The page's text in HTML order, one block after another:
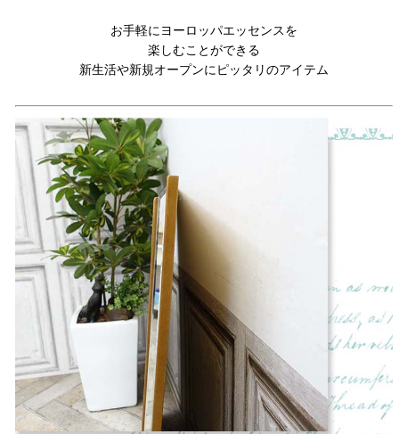
お手軽にヨーロッパエッセンスを
楽しむことができる
新生活や新規オープンにピッタリのアイテム